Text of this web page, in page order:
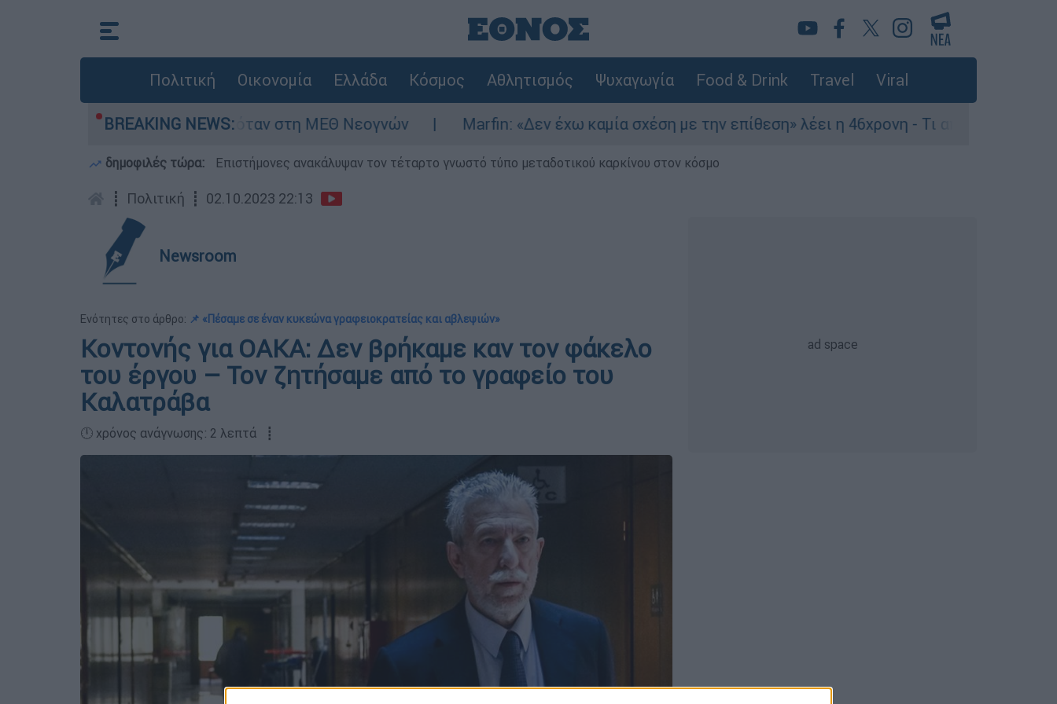
Πολιτική Οικονομία Ελλάδα Κόσμος Αθλητισμός Ψυχαγωγία Food & Drink Travel Viral
BREAKING NEWS:
8 ημερών - Νοσηλευόταν στη ΜΕΘ Νεογνών Marfin: «Δεν έχω καμία σχέση με την επίθεση» λέει η 46χρονη - Τι αποκάλυψε στους
δημοφιλές τώρα: Επιστήμονες ανακάλυψαν τον τέταρτο γνωστό τύπο μεταδοτικού καρκίνου στον κόσμο
┋ Πολιτική ┋ 02.10.2023 22:13
Newsroom
Ενότητες στο άρθρο: 📌 «Πέσαμε σε έναν κυκεώνα γραφειοκρατείας και αβλεψιών»
Κοντονής για ΟΑΚΑ: Δεν βρήκαμε καν τον φάκελο
του έργου – Τον ζητήσαμε από το γραφείο του
Καλατράβα
🕛 χρόνος ανάγνωσης: 2 λεπτά ┋